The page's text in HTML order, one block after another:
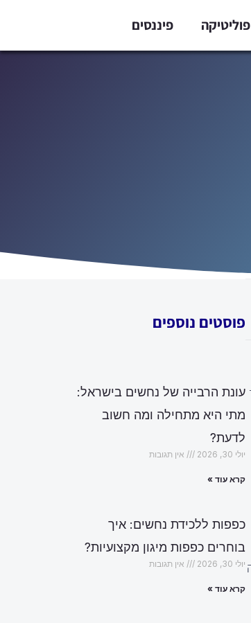
פוליטיקה פיננסים
פוסטים נוספים
עונת הרבייה של נחשים בישראל:
מתי היא מתחילה ומה חשוב
לדעת?
יולי 30, 2026 אין תגובות
קרא עוד »
כפפות ללכידת נחשים: איך
בוחרים כפפות מיגון מקצועיות?
יולי 30, 2026 אין תגובות
קרא עוד »